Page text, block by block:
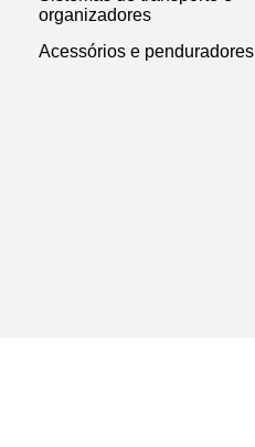
organizadores
Acessórios e penduradores